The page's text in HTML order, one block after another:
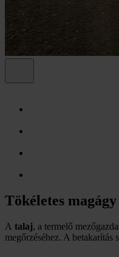
Tökéletes
A talaj, a termelő
megőrzéséhez. A betakarítás